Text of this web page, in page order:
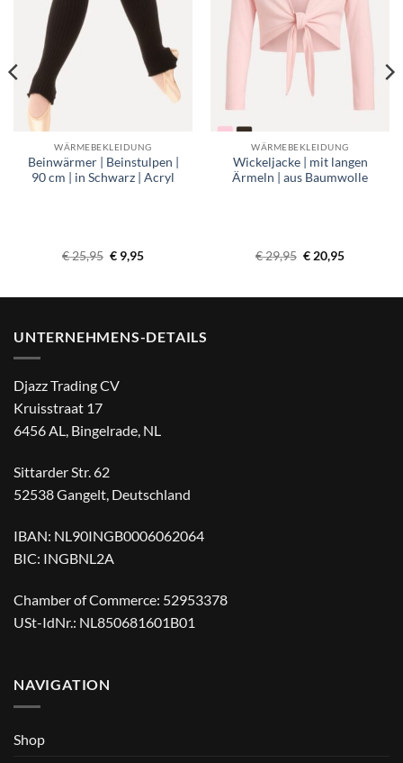
WÄRMEBEKLEIDUNG
Beinwärmer | Beinstulpen |
90 cm | in Schwarz | Acryl
€25,95 Ursprünglicher
Preis
€ 9,95Aktueller
WÄRMEBEKLEIDUNG
Wickeljacke | mit langen
Ärmeln | aus Baumwolle
€29,95 Ursprünglicher
Preis
€ 20,95Aktueller
UNTERNEHMENS-DETAILS
Djazz Trading CV
Kruisstraat 17
6456 AL, Bingelrade, NL
Sittarder Str. 62
52538 Gangelt, Deutschland
IBAN: NL90INGB0006062064
BIC: INGBNL2A
Chamber of Commerce: 52953378
USt-IdNr.: NL850681601B01
NAVIGATION
Shop